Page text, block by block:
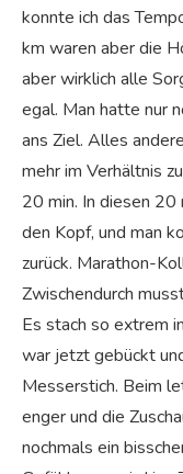
konnte ich das
km waren aber die
aber wirklich alle
egal. Man hatte nur
ans Ziel. Alles
mehr im Verhältnis
20 min. In diesen 20
den Kopf, und man
zurück. Marathon-
Zwischendurch
Es stach so extrem
war jetzt gebückt
Messerstich. Beim
enger und die
nochmals ein